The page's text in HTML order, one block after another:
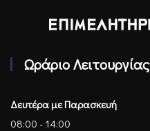
Ωράριο Λειτουργίας
Δευτέρα με Παρασκευή
08:00 - 14:00